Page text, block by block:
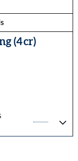
(4 cr)